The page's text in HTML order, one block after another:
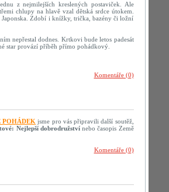
z nejmilejších kreslených postaviček. Ale
chlupy na hlavě vzal dětská srdce útokem.
Japonska. Zdobí i knížky, trička, bazény či ložní
nepřestal dodnes. Krtkovi bude letos padesát
star provází příběh přímo pohádkový.
Komentáře (0)
POHÁDEK jsme pro vás připravili další soutěž,
Nejlepší dobrodružstvínebo časopis Země
Komentáře (0)